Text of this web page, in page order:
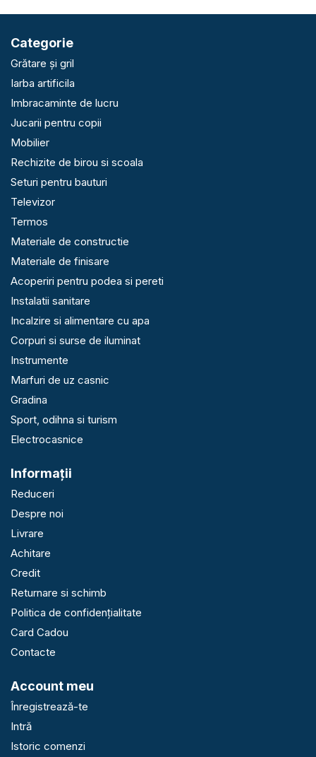
Categorie
Grătare și gril
Iarba artificila
Imbracaminte de lucru
Jucarii pentru copii
Mobilier
Rechizite de birou si scoala
Seturi pentru bauturi
Televizor
Termos
Materiale de constructie
Materiale de finisare
Acoperiri pentru podea si pereti
Instalatii sanitare
Incalzire si alimentare cu apa
Corpuri si surse de iluminat
Instrumente
Marfuri de uz casnic
Gradina
Sport, odihna si turism
Electrocasnice
Informaţii
Reduceri
Despre noi
Livrare
Achitare
Credit
Returnare si schimb
Politica de confidențialitate
Card Cadou
Contacte
Account meu
Înregistrează-te
Intră
Istoric comenzi